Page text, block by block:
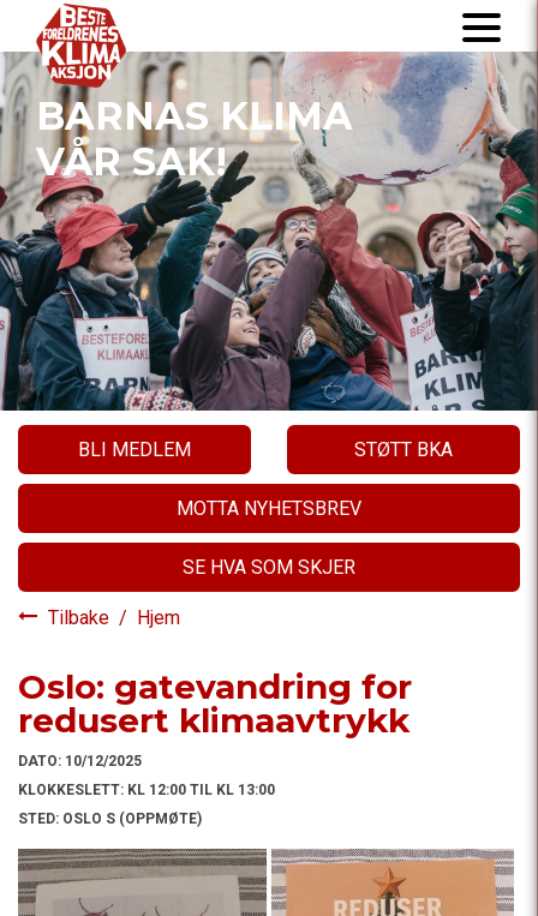
BARNAS KLIMA
VÅR SAK!
BLI MEDLEM STØTT BKA
MOTTA NYHETSBREV
SE HVA SOM SKJER
Tilbake / Hjem
Oslo: gatevandring for
redusert klimaavtrykk
DATO: 10/12/2025
KLOKKESLETT: KL 12:00 TIL KL 13:00
STED: OSLO S (OPPMØTE)